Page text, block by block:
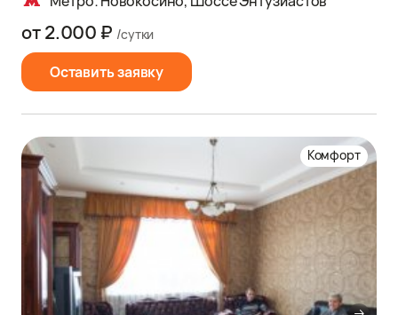
Оставить заявку
от 2.000 ₽ /сутки
Комфорт